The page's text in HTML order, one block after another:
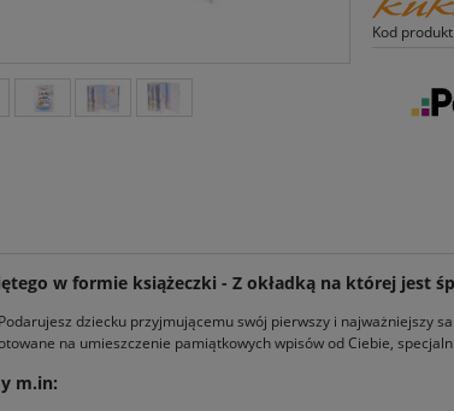
Kod
w formie książeczki - Z okładką na której jest
dziecku przyjmującemu swój pierwszy i najważniejszy
na umieszczenie pamiątkowych wpisów od Ciebie,
m.in: